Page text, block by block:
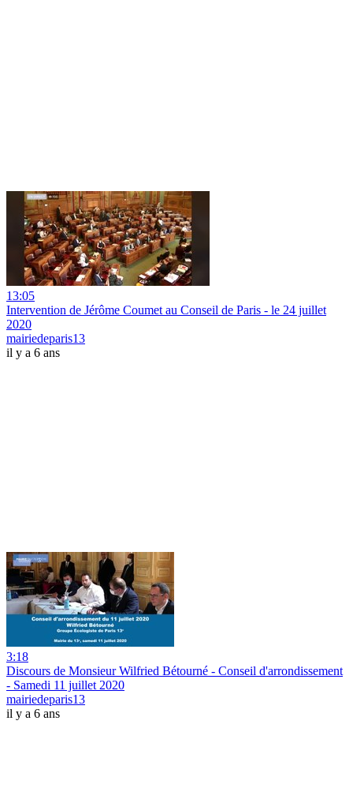
13:05
Intervention de Jérôme Coumet au Conseil de Paris - le 24 juillet
2020
mairiedeparis13
il y a 6 ans
3:18
Discours de Monsieur Wilfried Bétourné - Conseil d'arrondissement
- Samedi 11 juillet 2020
mairiedeparis13
il y a 6 ans